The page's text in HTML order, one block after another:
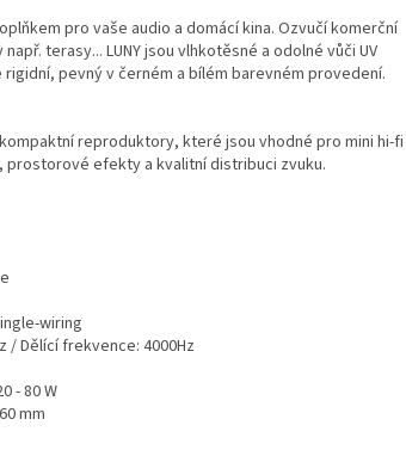
pro vaše audio a domácí kina. Ozvučí komerční
terasy... LUNY jsou vlhkotěsné a odolné vůči UV
pevný v černém a bílém barevném provedení.
reproduktory, které jsou vhodné pro mini hi-fi
efekty a kvalitní distribuci zvuku.
wiring
/ Dělící frekvence: 4000Hz
- 80 W
mm